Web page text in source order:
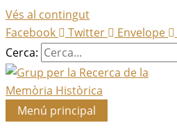
Vés al contingut
Facebook
Twitter Envelope
Cerca:
Menú principal